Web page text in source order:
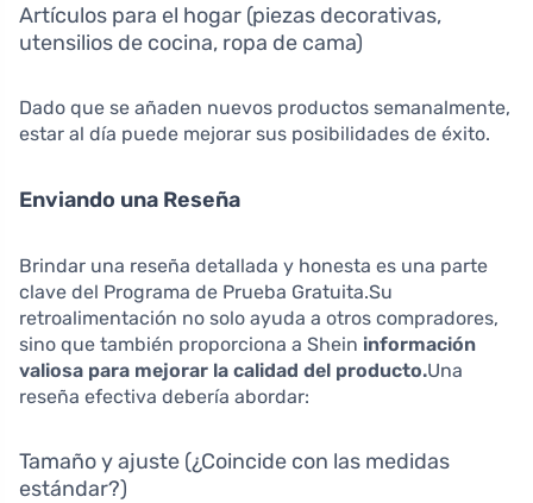
Artículos para el hogar (piezas decorativas,
utensilios de cocina, ropa de cama)
Dado que se añaden nuevos productos semanalmente,
estar al día puede mejorar sus posibilidades de éxito.
Enviando una Reseña
Brindar una reseña detallada y honesta es una parte
clave del Programa de Prueba Gratuita.Su
retroalimentación no solo ayuda a otros compradores,
sino que también proporciona a Shein información
valiosa para mejorar la calidad del producto.Una
reseña efectiva debería abordar:
Tamaño y ajuste (¿Coincide con las medidas
estándar?)